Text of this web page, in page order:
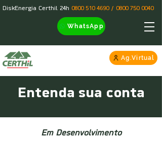
DiskEnergia Certhil 24h 0800 510 4690/ 0800 750 0040
WhatsApp
Ag.Virtual
Entenda sua conta
Em Desenvolvimento